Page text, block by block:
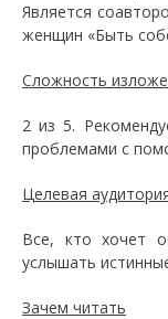
Является
женщин «Быть
Сложность
2 из 5.
проблемами с
Целевая
Все, кто хочет
услышать
Зачем читать